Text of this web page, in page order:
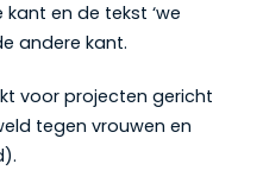
en de tekst ‘we
andere kant.
voor projecten gericht
tegen vrouwen en